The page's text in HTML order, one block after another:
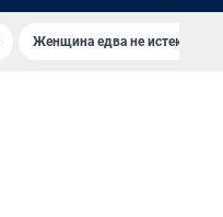
Женщина едва не истекла